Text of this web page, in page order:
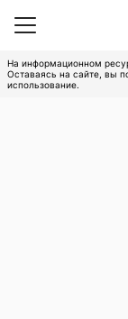
На информационном
Оставаясь на сайте, вы
использование.